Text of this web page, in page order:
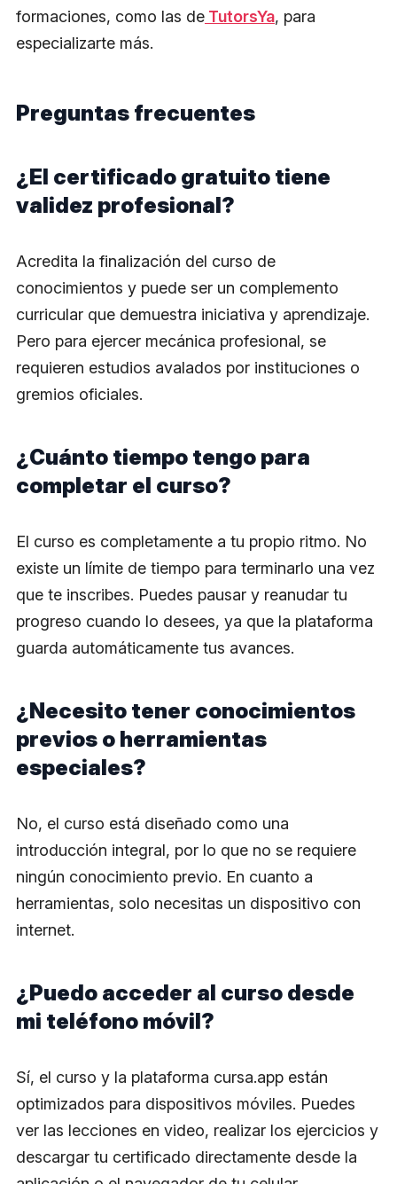
formaciones, como las de TutorsYa, para
especializarte más.
Preguntas frecuentes
¿El certificado gratuito tiene
validez profesional?
Acredita la finalización del curso de
conocimientos y puede ser un complemento
curricular que demuestra iniciativa y aprendizaje.
Pero para ejercer mecánica profesional, se
requieren estudios avalados por instituciones o
gremios oficiales.
¿Cuánto tiempo tengo para
completar el curso?
El curso es completamente a tu propio ritmo. No
existe un límite de tiempo para terminarlo una vez
que te inscribes. Puedes pausar y reanudar tu
progreso cuando lo desees, ya que la plataforma
guarda automáticamente tus avances.
¿Necesito tener conocimientos
previos o herramientas
especiales?
No, el curso está diseñado como una
introducción integral, por lo que no se requiere
ningún conocimiento previo. En cuanto a
herramientas, solo necesitas un dispositivo con
internet.
¿Puedo acceder al curso desde
mi teléfono móvil?
Sí, el curso y la plataforma cursa.app están
optimizados para dispositivos móviles. Puedes
ver las lecciones en video, realizar los ejercicios y
descargar tu certificado directamente desde la